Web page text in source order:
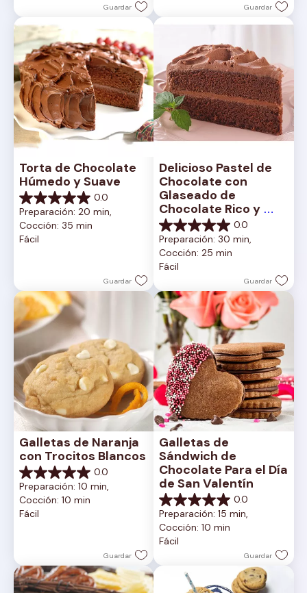
reseña
Guardar Guardar
Torta de Chocolate
Húmedo y Suave
0.0
0.0
de
5
estrellas.
Preparación: 20 min,
Cocción: 35 min
Fácil
Guardar
Delicioso Pastel de
Chocolate con
Glaseado de
Chocolate Rico y
Cremoso
0.0
0.0
de
5
estrellas.
Preparación: 30 min,
Cocción: 25 min
Fácil
Guardar
Galletas de Naranja
con Trocitos Blancos
0.0
0.0
de
5
estrellas.
Preparación: 10 min,
Cocción: 10 min
Fácil
Guardar
Galletas de
Sándwich de
Chocolate Para el Día
de San Valentín
0.0
0.0
de
5
estrellas.
Preparación: 15 min,
Cocción: 10 min
Fácil
Guardar